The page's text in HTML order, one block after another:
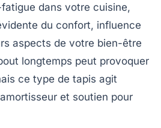
dans votre cuisine,
du confort, influence
aspects de votre bien-être
longtemps peut provoquer
ce type de tapis agit
et soutien pour